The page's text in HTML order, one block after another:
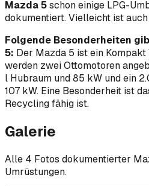
Mazda 5schon einige LPG-
dokumentiert. Vielleicht ist
Folgende Besonderheiten
5: Der Mazda 5 ist ein
werden zwei Ottomotoren
l Hubraum und 85 kW und ein
107 kW. Eine Besonderheit ist
Recycling fähig ist.
Galerie
Alle 4 Fotos dokumentierter
Umrüstungen.